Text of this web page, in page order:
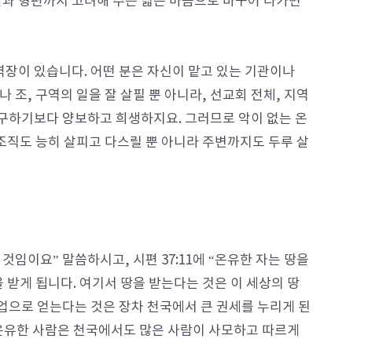
이 있습니다. 어떤 분은 자신이 맡고 있는 기관이나
조, 구역의 일을 잘 살필 뿐 아니라, 선교회 전체, 지역
기보다 양보하고 희생하지요. 그러므로 악이 없는 온
도 능히 살피고 다스릴 뿐 아니라 주변까지도 두루 살
임이요” 말씀하시고, 시편 37:11에 “온유한 자는 땅을
게 됩니다. 여기서 땅을 받는다는 것은 이 세상의 땅
로 얻는다는 것은 장차 천국에서 큰 권세를 누리게 된
한 사람은 천국에서도 많은 사람이 사모하고 따르게